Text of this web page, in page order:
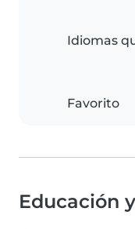
Idiomas
Favorito
Educación